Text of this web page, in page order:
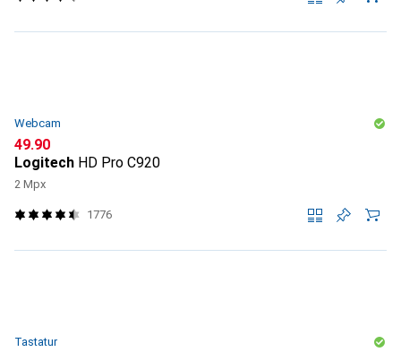
Webcam
CHF
49.90
Logitech HD Pro C920
2 Mpx
1776
Tastatur